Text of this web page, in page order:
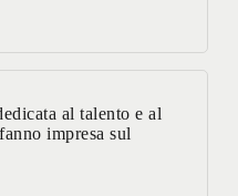
al talento e al
impresa sul